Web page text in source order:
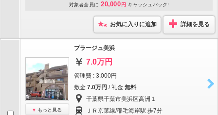
対象者全員に 20,000 円 キャッシュバック!
お気に入りに追加 詳細を見る
もっと見る
プラージュ美浜
7.0万円
管理費 : 3,000円
敷金 7.0万円 / 礼金 無料
千葉県千葉市美浜区高洲１
ＪＲ京葉線/稲毛海岸駅 歩7分